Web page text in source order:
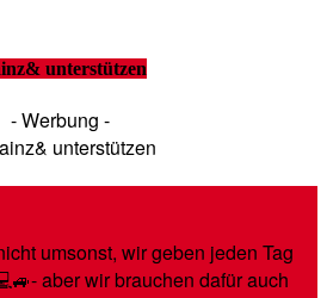
unterstützen
- Werbung -
umsonst, wir geben jeden Tag
aber wir brauchen dafür auch